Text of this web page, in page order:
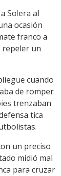
Solera al
ocasión
franco a
repeler un
cuando
de romper
trenzaban
tica
un preciso
midió mal
para cruzar